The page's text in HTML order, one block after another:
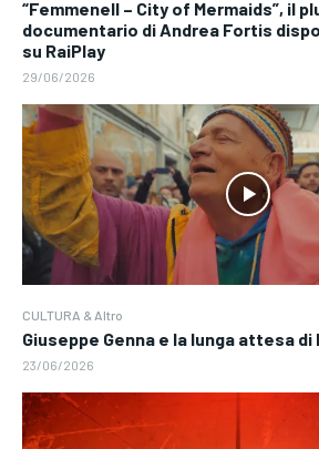
“Femmenell – City of Mermaids”, il
documentario di Andrea Fortis
su RaiPlay
29/06/2026
CULTURA & Altro
Giuseppe Genna e la lunga attesa di
23/06/2026